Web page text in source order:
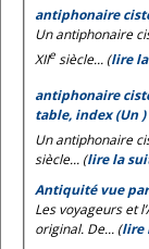
antiphonaire
Un antiphonaire
XIIe siècle... (lire
antiphonaire
table, index (Un )
Un antiphonaire
siècle... (lire la
Antiquité vue
Les voyageurs et
original. De... (lire